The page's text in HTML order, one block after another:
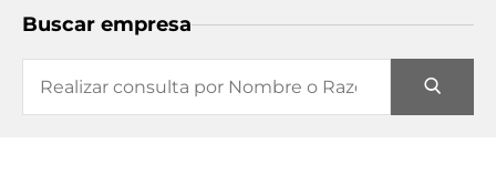
Buscar empresa